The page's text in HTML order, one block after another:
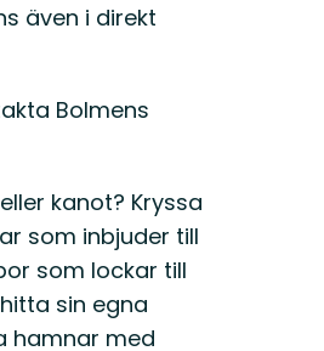
även i direkt
Bolmens
kanot? Kryssa
som inbjuder till
som lockar till
sin egna
hamnar med